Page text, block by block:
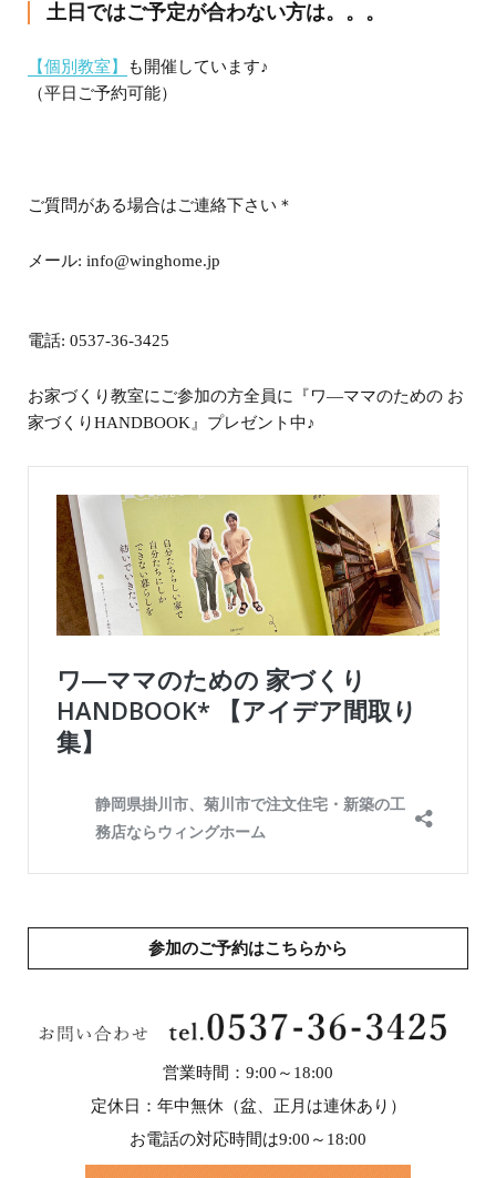
土日ではご予定が合わない方は。。。
【個別教室】 も開催しています♪
（平日ご予約可能）
ご質問がある場合はご連絡下さい＊
メール: info@winghome.jp
電話: 0537-36-3425
お家づくり教室にご参加の方全員に『ワ―ママのための お
家づくりHANDBOOK』プレゼント中♪
参加のご予約はこちらから
営業時間：9:00～18:00
定休日：年中無休（盆、正月は連休あり）
お電話の対応時間は9:00～18:00